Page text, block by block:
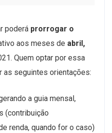
poderá prorrogar o
aos meses de abril,
Quem optar por essa
as seguintes orientações:
a guia mensal,
(contribuição
renda, quando for o caso)